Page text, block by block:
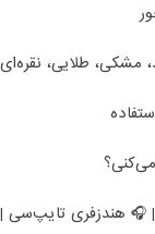
طلایی، نقره‌ای
| 🎧 هندزفری تایپ‌سی